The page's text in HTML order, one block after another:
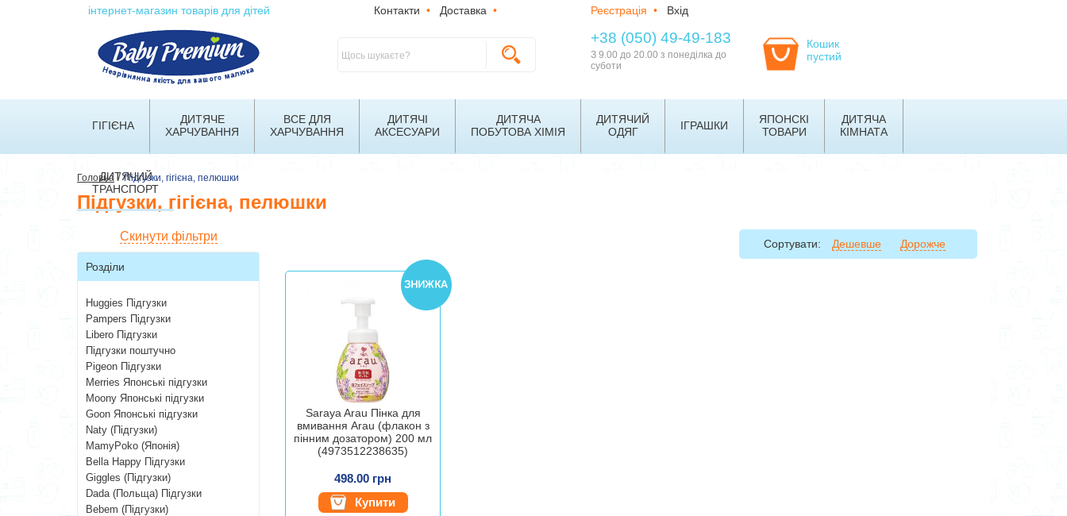
інтернет-магазин товарів для дітей Контакти • Доставка • Реєстрація • Вхід
+38 (050) 49-49-183
З 9.00 до 20.00 з понеділка до
суботи
Кошик
пустий
ГІГІЄНА
ДИТЯЧЕ
ХАРЧУВАННЯ
ВСЕ ДЛЯ
ХАРЧУВАННЯ
ДИТЯЧІ
АКСЕСУАРИ
ДИТЯЧА
ПОБУТОВА ХІМІЯ
ДИТЯЧИЙ
ОДЯГ
ІГРАШКИ
ЯПОНСКІ
ТОВАРИ
ДИТЯЧА
КІМНАТА
ДИТЯЧИЙ
ТРАНСПОРТ
Головна/Підгузки, гігієна, пелюшки
Підгузки, гігієна, пелюшки
Скинути фільтри
Розділи
Huggies Підгузки
Pampers Підгузки
Libero Підгузки
Підгузки поштучно
Pigeon Підгузки
Merries Японські підгузки
Moony Японські підгузки
Goon Японські підгузки
Naty (Підгузки)
MamyPoko (Японія)
Bella Happy Підгузки
Giggles (Підгузки)
Dada (Польща) Підгузки
Bebem (Підгузки)
Сортувати: Дешевше Дорожче
Saraya Arau Пінка для
вмивання Arau (флакон з
пінним дозатором) 200 мл
(4973512238635)
498.00 грн
Купити